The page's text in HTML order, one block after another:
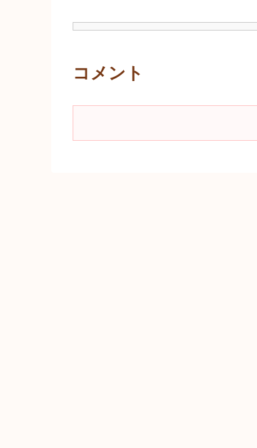
コメント